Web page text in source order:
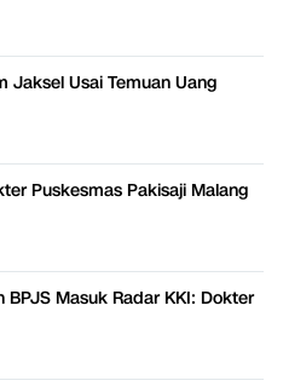
Jaksel Usai Temuan Uang
Puskesmas Pakisaji Malang
Masuk Radar KKI: Dokter